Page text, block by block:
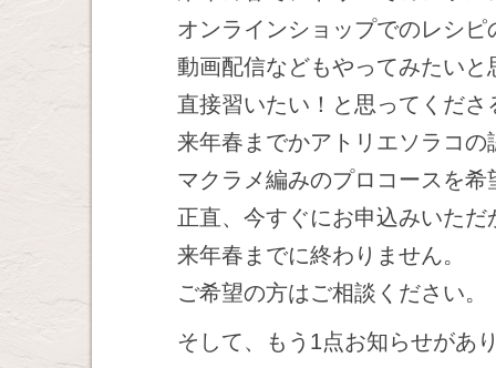
オンラインショップでのレシ
動画配信などもやってみたいと
直接習いたい！と思ってくださ
来年春までかアトリエソラコ
マクラメ編みのプロコースを希
正直、今すぐにお申込みいただ
来年春までに終わりません。
ご希望の方はご相談ください。
そして、もう1点お知らせがあ